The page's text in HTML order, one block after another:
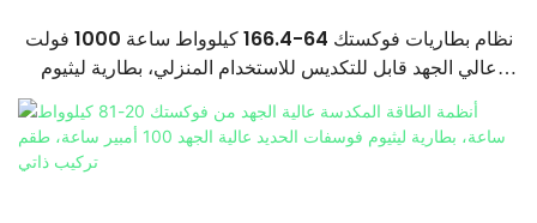
نظام بطاريات فوكستك 64-166.4 كيلوواط ساعة 1000 فولت
عالي الجهد قابل للتكديس للاستخدام المنزلي، بطارية ليثيوم